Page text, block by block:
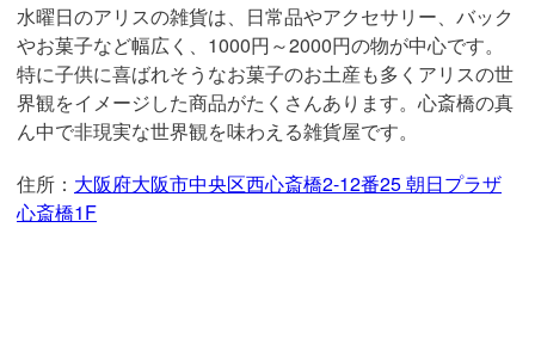
水曜日のアリスの雑貨は、日常品やアクセサリー、バック
やお菓子など幅広く、1000円～2000円の物が中心です。
特に子供に喜ばれそうなお菓子のお土産も多くアリスの世
界観をイメージした商品がたくさんあります。心斎橋の真
ん中で非現実な世界観を味わえる雑貨屋です。
住所： 大阪府大阪市中央区西心斎橋2-12番25 朝日プラザ
心斎橋1F